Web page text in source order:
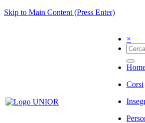
Skip to Main Content (Press Enter)
×
Corsi